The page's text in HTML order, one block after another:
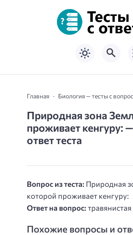
Главная Биология — тесты с
Природная зона
проживает кенгуру:
ответ теста
Вопрос из теста: Природная
которой проживает кенгуру:
Ответ на вопрос:
Похожие вопросы и